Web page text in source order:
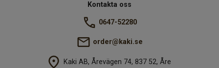
Kontakta oss
0647-52280
order@kaki.se
Kaki AB, Årevägen 74, 837 52, Åre